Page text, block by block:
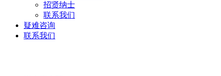
招贤纳士
联系我们
疑难咨询
联系我们